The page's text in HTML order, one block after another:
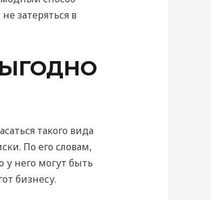
затеряться в
такого вида
По его словам,
него могут быть
бизнесу.